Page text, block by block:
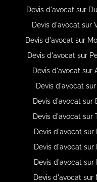
Devis d'avocat sur
Devis d'avocat sur
Devis d'avocat sur
Devis d'avocat sur
Devis d'avocat sur
Devis d'avocat
Devis d'avocat sur
Devis d'avocat sur
Devis d'avocat sur
Devis d'avocat
Devis d'avocat
Devis d'avocat